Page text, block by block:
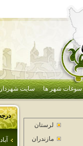
سوغات شهر ها سایت
لرستان
مازندران